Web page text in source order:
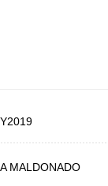
MALDONADO